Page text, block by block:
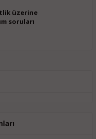
üzerine
soruları